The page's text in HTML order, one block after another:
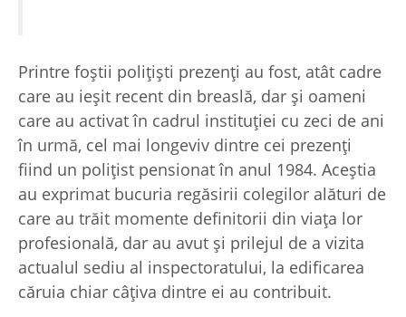
Printre foștii polițiști prezenți au fost, atât cadre
care au ieșit recent din breaslă, dar și oameni
care au activat în cadrul instituției cu zeci de ani
în urmă, cel mai longeviv dintre cei prezenți
fiind un polițist pensionat în anul 1984. Aceștia
au exprimat bucuria regăsirii colegilor alături de
care au trăit momente definitorii din viața lor
profesională, dar au avut și prilejul de a vizita
actualul sediu al inspectoratului, la edificarea
căruia chiar câțiva dintre ei au contribuit.